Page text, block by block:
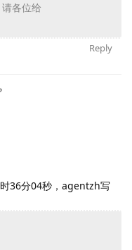
各位给
Reply
36分04秒，agentzh写